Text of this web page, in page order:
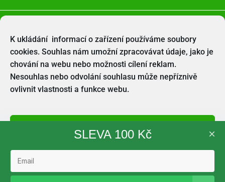
K ukládání informací o zařízení používáme soubory
cookies. Souhlas nám umožní zpracovávat údaje, jako je
chování na webu nebo možnosti cílení reklam.
Nesouhlas nebo odvolání souhlasu může nepříznivě
ovlivnit vlastnosti a funkce webu.
Odmítnout
Zobrazit předvolby
Obchodní podmínky Ochrana osobních údajů
SLEVA 100 Kč